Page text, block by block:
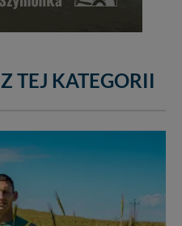
TEJ KATEGORII